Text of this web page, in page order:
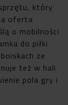
który
oferta
o mobilności
do piłki
ze
też w hali
pola gry i